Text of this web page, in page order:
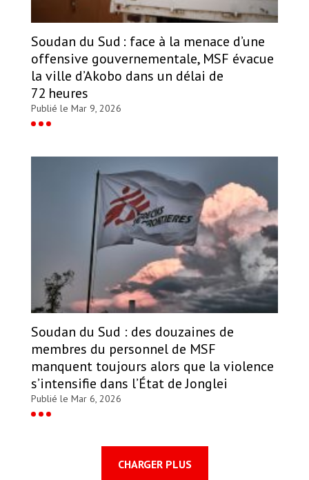
Soudan du Sud : face à la menace d’une
offensive gouvernementale, MSF évacue
la ville d’Akobo dans un délai de
72 heures
Publié le Mar 9, 2026
Soudan du Sud : des douzaines de
membres du personnel de MSF
manquent toujours alors que la violence
s’intensifie dans l’État de Jonglei
Publié le Mar 6, 2026
CHARGER PLUS